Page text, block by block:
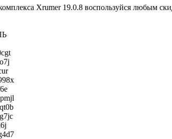
Xrumer 19.0.8 воспользуйся любым